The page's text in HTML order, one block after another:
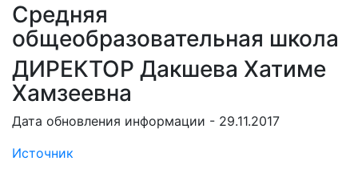
Средняя
общеобразовательная школа
ДИРЕКТОР Дакшева Хатиме
Хамзеевна
Дата обновления информации - 29.11.2017
Источник